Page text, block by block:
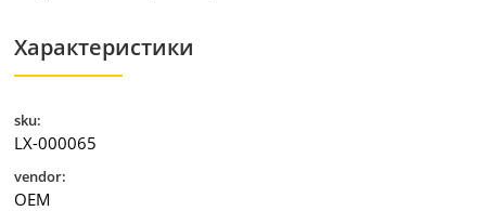
Характеристики
sku:
LX-000065
vendor:
OEM